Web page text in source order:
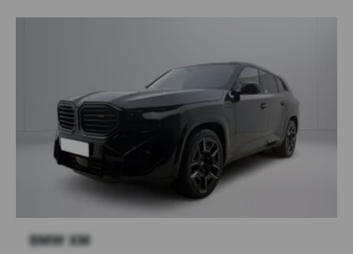
BMW XM